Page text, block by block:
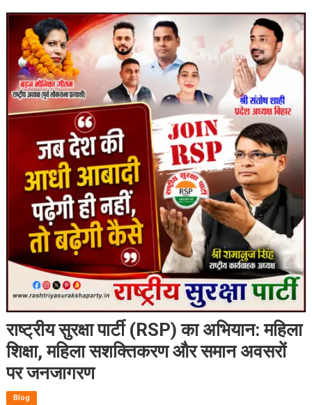
राष्ट्रीय सुरक्षा पार्टी (RSP) का अभियान: महिला
शिक्षा, महिला सशक्तिकरण और समान अवसरों
पर जनजागरण
Blog